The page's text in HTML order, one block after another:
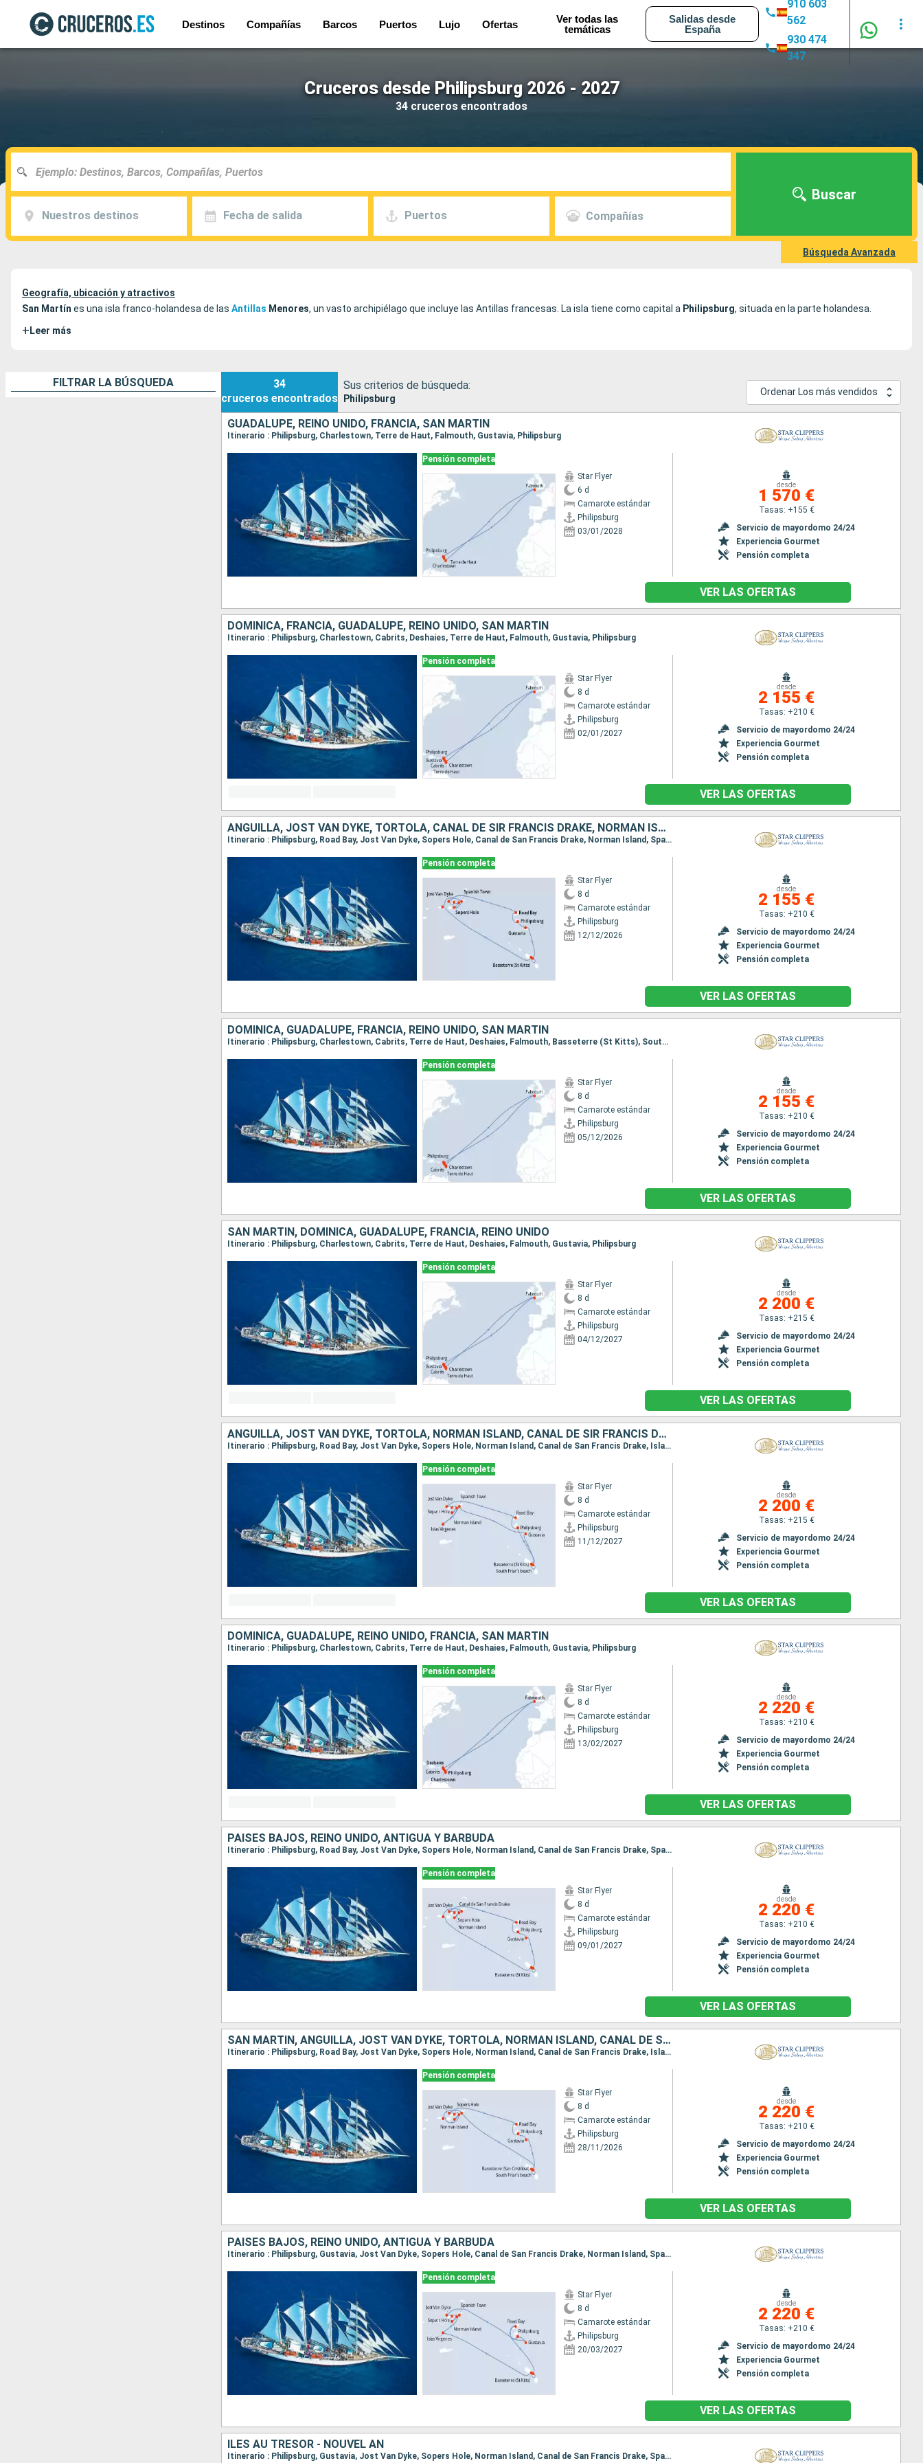
Destinos Compañías Barcos Puertos Lujo Ofertas
Ver todas las
temáticas
Salidas desde
España
910 603
562
930 474
347
Cruceros desde Philipsburg 2026 - 2027
34 cruceros encontrados
Nuestros destinos Fecha de salida Puertos Compañías
Buscar
Búsqueda Avanzada
Geografía, ubicación y atractivos
San Martín es una isla franco-holandesa de las Antillas Menores, un vasto archipiélago que incluye las Antillas francesas. La isla tiene como capital a Philipsburg, situada en la parte holandesa.
+ Leer más
FILTRAR LA BÚSQUEDA
34
cruceros encontrados
Sus criterios de búsqueda:
Philipsburg
Ordenar Los más vendidos
GUADALUPE, REINO UNIDO, FRANCIA, SAN MARTÍN
Itinerario : Philipsburg, Charlestown, Terre de Haut, Falmouth, Gustavia, Philipsburg
Pensión completa
Star Flyer
6 d
Camarote estándar
Philipsburg
03/01/2028
desde
1 570 €
Tasas: +155 €
Servicio de mayordomo 24/24
Experiencia Gourmet
Pensión completa
VER LAS OFERTAS
DOMINICA, FRANCIA, GUADALUPE, REINO UNIDO, SAN MARTÍN
Itinerario : Philipsburg, Charlestown, Cabrits, Deshaies, Terre de Haut, Falmouth, Gustavia, Philipsburg
Pensión completa
Star Flyer
8 d
Camarote estándar
Philipsburg
02/01/2027
desde
2 155 €
Tasas: +210 €
Servicio de mayordomo 24/24
Experiencia Gourmet
Pensión completa
VER LAS OFERTAS
ANGUILLA, JOST VAN DYKE, TÓRTOLA, CANAL DE SIR FRANCIS DRAKE, NORMAN ISLAND, VIRGEN GORDA, ANTIGUA Y BARBUDA, FRANCIA, SAN MARTÍN
Itinerario : Philipsburg, Road Bay, Jost Van Dyke, Sopers Hole, Canal de San Francis Drake, Norman Island, Spanish Town, Islas Virgenes, Basseterre (St Kitts), South Friar's beach, Gustavia, Philipsburg
Pensión completa
Star Flyer
8 d
Camarote estándar
Philipsburg
12/12/2026
desde
2 155 €
Tasas: +210 €
Servicio de mayordomo 24/24
Experiencia Gourmet
Pensión completa
VER LAS OFERTAS
DOMINICA, GUADALUPE, FRANCIA, REINO UNIDO, SAN MARTÍN
Itinerario : Philipsburg, Charlestown, Cabrits, Terre de Haut, Deshaies, Falmouth, Basseterre (St Kitts), South Friar's beach, Philipsburg
Pensión completa
Star Flyer
8 d
Camarote estándar
Philipsburg
05/12/2026
desde
2 155 €
Tasas: +210 €
Servicio de mayordomo 24/24
Experiencia Gourmet
Pensión completa
VER LAS OFERTAS
SAN MARTÍN, DOMINICA, GUADALUPE, FRANCIA, REINO UNIDO
Itinerario : Philipsburg, Charlestown, Cabrits, Terre de Haut, Deshaies, Falmouth, Gustavia, Philipsburg
Pensión completa
Star Flyer
8 d
Camarote estándar
Philipsburg
04/12/2027
desde
2 200 €
Tasas: +215 €
Servicio de mayordomo 24/24
Experiencia Gourmet
Pensión completa
VER LAS OFERTAS
ANGUILLA, JOST VAN DYKE, TÓRTOLA, NORMAN ISLAND, CANAL DE SIR FRANCIS DRAKE, ANTIGUA Y BARBUDA, VIRGEN GORDA, FRANCIA, SAN MARTÍN
Itinerario : Philipsburg, Road Bay, Jost Van Dyke, Sopers Hole, Norman Island, Canal de San Francis Drake, Islas Virgenes, Spanish Town, Gustavia, Basseterre (St Kitts), South Friar's beach, Philipsburg
Pensión completa
Star Flyer
8 d
Camarote estándar
Philipsburg
11/12/2027
desde
2 200 €
Tasas: +215 €
Servicio de mayordomo 24/24
Experiencia Gourmet
Pensión completa
VER LAS OFERTAS
DOMINICA, GUADALUPE, REINO UNIDO, FRANCIA, SAN MARTÍN
Itinerario : Philipsburg, Charlestown, Cabrits, Terre de Haut, Deshaies, Falmouth, Gustavia, Philipsburg
Pensión completa
Star Flyer
8 d
Camarote estándar
Philipsburg
13/02/2027
desde
2 220 €
Tasas: +210 €
Servicio de mayordomo 24/24
Experiencia Gourmet
Pensión completa
VER LAS OFERTAS
PAISES BAJOS, REINO UNIDO, ANTIGUA Y BARBUDA
Itinerario : Philipsburg, Road Bay, Jost Van Dyke, Sopers Hole, Norman Island, Canal de San Francis Drake, Spanish Town, Islas Virgenes, Basseterre (St Kitts), South Friar's beach, Gustavia, Philipsburg
Pensión completa
Star Flyer
8 d
Camarote estándar
Philipsburg
09/01/2027
desde
2 220 €
Tasas: +210 €
Servicio de mayordomo 24/24
Experiencia Gourmet
Pensión completa
VER LAS OFERTAS
SAN MARTÍN, ANGUILLA, JOST VAN DYKE, TÓRTOLA, NORMAN ISLAND, CANAL DE SIR FRANCIS DRAKE, ANTIGUA Y BARBUDA, VIRGEN GORDA, FRANCIA
Itinerario : Philipsburg, Road Bay, Jost Van Dyke, Sopers Hole, Norman Island, Canal de San Francis Drake, Islas Virgenes, Spanish Town, South Friar's beach, Basseterre (St Kitts), Gustavia, Philipsburg
Pensión completa
Star Flyer
8 d
Camarote estándar
Philipsburg
28/11/2026
desde
2 220 €
Tasas: +210 €
Servicio de mayordomo 24/24
Experiencia Gourmet
Pensión completa
VER LAS OFERTAS
PAISES BAJOS, REINO UNIDO, ANTIGUA Y BARBUDA
Itinerario : Philipsburg, Gustavia, Jost Van Dyke, Sopers Hole, Canal de San Francis Drake, Norman Island, Spanish Town, Islas Virgenes, Basseterre (St Kitts), South Friar's beach, Road Bay, Philipsburg
Pensión completa
Star Flyer
8 d
Camarote estándar
Philipsburg
20/03/2027
desde
2 220 €
Tasas: +210 €
Servicio de mayordomo 24/24
Experiencia Gourmet
Pensión completa
VER LAS OFERTAS
ÎLES AU TRÉSOR - NOUVEL AN
Itinerario : Philipsburg, Gustavia, Jost Van Dyke, Sopers Hole, Norman Island, Canal de San Francis Drake, Spanish Town, Islas Virgenes, Basseterre (St Kitts), South Friar's beach, Road Bay, Philipsburg